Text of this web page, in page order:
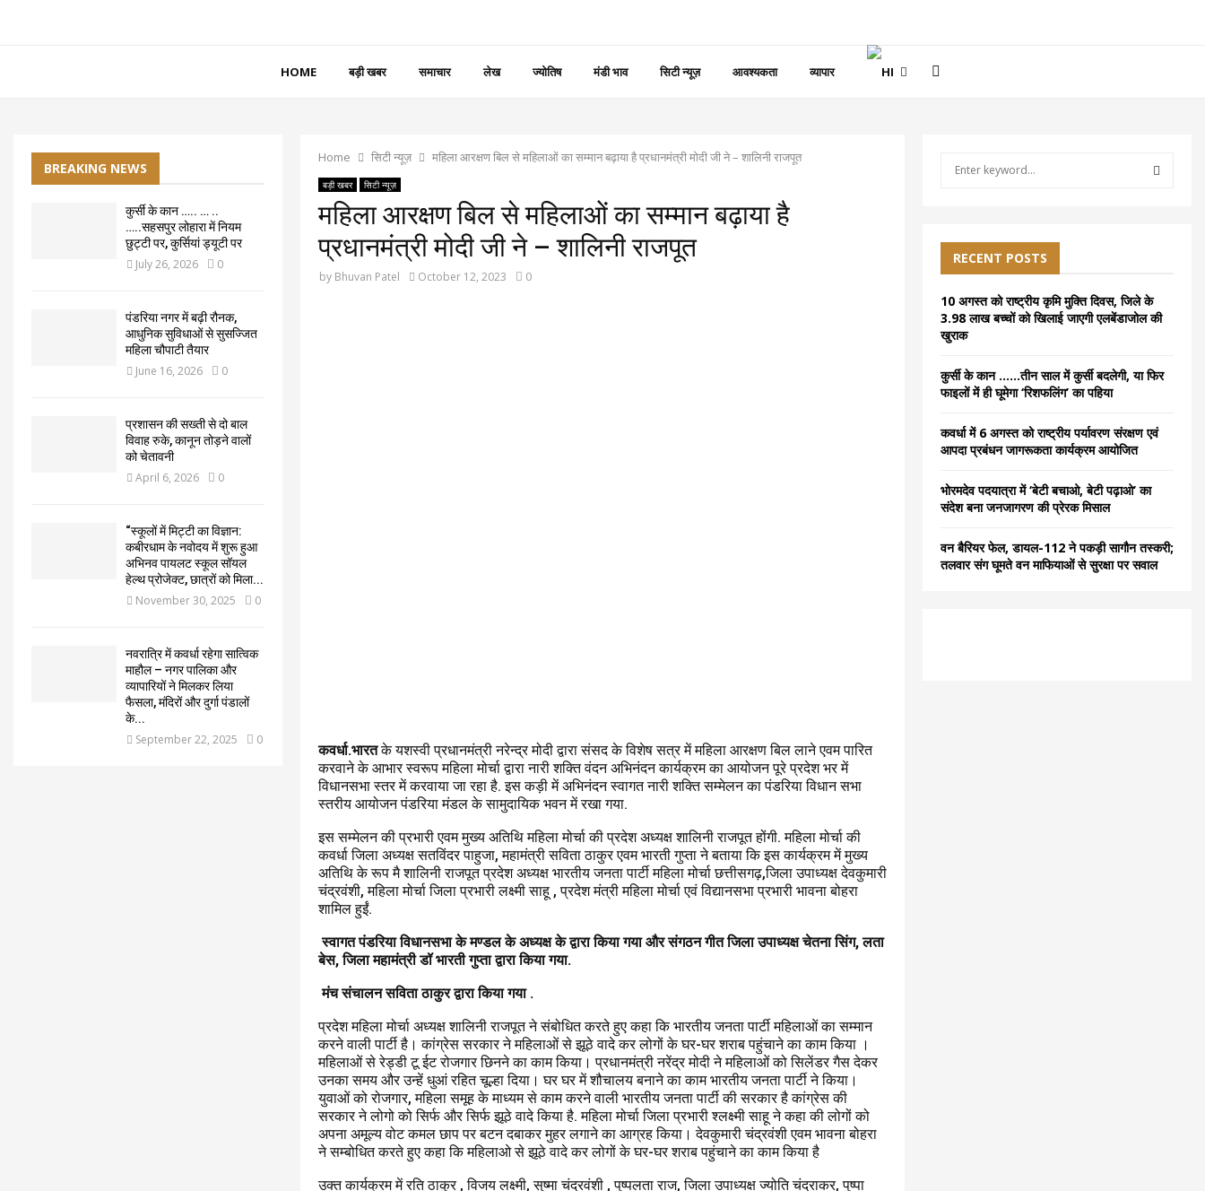
HOME बड़ी खबर समाचार लेख ज्योतिष मंडी भाव सिटी न्यूज़ आवश्यकता व्यापार
Home सिटी न्यूज़ महिला आरक्षण बिल से महिलाओं का सम्मान बढ़ाया है प्रधानमंत्री मोदी जी ने – शालिनी राजपूत
बड़ी खबर सिटी न्यूज़
महिला आरक्षण बिल से महिलाओं का सम्मान बढ़ाया है
प्रधानमंत्री मोदी जी ने – शालिनी राजपूत
by Bhuvan Patel October 12, 2023 0
कवर्धा.भारतके यशस्वी प्रधानमंत्री नरेन्द्र मोदी द्वारा संसद के विशेष सत्र में महिला आरक्षण बिल लाने एवम पारित
करवाने के आभार स्वरूप महिला मोर्चा द्वारा नारी शक्ति वंदन अभिनंदन कार्यक्रम का आयोजन पूरे प्रदेश भर में
विधानसभा स्तर में करवाया जा रहा है. इस कड़ी में अभिनंदन स्वागत नारी शक्ति सम्मेलन का पंडरिया विधान सभा
स्तरीय आयोजन पंडरिया मंडल के सामुदायिक भवन में रखा गया.
इस सम्मेलन की प्रभारी एवम मुख्य अतिथि महिला मोर्चा की प्रदेश अध्यक्ष शालिनी राजपूत होंगी. महिला मोर्चा की
कवर्धा जिला अध्यक्ष सतविंदर पाहुजा, महामंत्री सविता ठाकुर एवम भारती गुप्ता ने बताया कि इस कार्यक्रम में मुख्य
अतिथि के रूप मै शालिनी राजपूत प्रदेश अध्यक्ष भारतीय जनता पार्टी महिला मोर्चा छत्तीसगढ़,जिला उपाध्यक्ष देवकुमारी
चंद्रवंशी, महिला मोर्चा जिला प्रभारी लक्ष्मी साहू , प्रदेश मंत्री महिला मोर्चा एवं विद्यानसभा प्रभारी भावना बोहरा
शामिल हुईं.
स्वागत पंडरिया विधानसभा के मण्डल के अध्यक्ष के द्वारा किया गया और संगठन गीत जिला उपाध्यक्ष चेतना सिंग, लता
बेस, जिला महामंत्री डॉ भारती गुप्ता द्वारा किया गया.
मंच संचालन सविता ठाकुर द्वारा किया गया .
प्रदेश महिला मोर्चा अध्यक्ष शालिनी राजपूत ने संबोधित करते हुए कहा कि भारतीय जनता पार्टी महिलाओं का सम्मान
करने वाली पार्टी है। कांग्रेस सरकार ने महिलाओं से झूठे वादे कर लोगों के घर-घर शराब पहुंचाने का काम किया ।
महिलाओं से रेड्डी टू ईट रोजगार छिनने का काम किया। प्रधानमंत्री नरेंद्र मोदी ने महिलाओं को सिलेंडर गैस देकर
उनका समय और उन्हें धुआं रहित चूल्हा दिया। घर घर में शौचालय बनाने का काम भारतीय जनता पार्टी ने किया।
युवाओं को रोजगार, महिला समूह के माध्यम से काम करने वाली भारतीय जनता पार्टी की सरकार है कांग्रेस की
सरकार ने लोगो को सिर्फ और सिर्फ झूठे वादे किया है. महिला मोर्चा जिला प्रभारी श्लक्ष्मी साहू ने कहा की लोगों को
अपना अमूल्य वोट कमल छाप पर बटन दबाकर मुहर लगाने का आग्रह किया। देवकुमारी चंद्रवंशी एवम भावना बोहरा
ने सम्बोधित करते हुए कहा कि महिलाओ से झूठे वादे कर लोगों के घर-घर शराब पहुंचाने का काम किया है
उक्त कार्यक्रम में रति ठाकुर , विजय लक्ष्मी, सुष्मा चंद्रवंशी , पुष्पलता राज, जिला उपाध्यक्ष ज्योति चंद्राकर, पुष्पा
BREAKING NEWS
कुर्सी के कान ….. … ..
…..सहसपुर लोहारा में नियम
छुट्टी पर, कुर्सियां ड्यूटी पर
July 26, 2026 0
पंडरिया नगर में बढ़ी रौनक,
आधुनिक सुविधाओं से सुसज्जित
महिला चौपाटी तैयार
June 16, 2026 0
प्रशासन की सख्ती से दो बाल
विवाह रुके, कानून तोड़ने वालों
को चेतावनी
April 6, 2026 0
“स्कूलों में मिट्टी का विज्ञान:
कबीरधाम के नवोदय में शुरू हुआ
अभिनव पायलट स्कूल सॉयल
हेल्थ प्रोजेक्ट, छात्रों को मिला...
November 30, 2025 0
नवरात्रि में कवर्धा रहेगा सात्विक
माहौल – नगर पालिका और
व्यापारियों ने मिलकर लिया
फैसला, मंदिरों और दुर्गा पंडालों
के...
September 22, 2025 0
f
o
r
:
R
H
RECENT POSTS
10 अगस्त को राष्ट्रीय कृमि मुक्ति दिवस, जिले के
3.98 लाख बच्चों को खिलाई जाएगी एलबेंडाजोल की
खुराक
कुर्सी के कान ……तीन साल में कुर्सी बदलेगी, या फिर
फाइलों में ही घूमेगा ‘रिशफलिंग’ का पहिया
कवर्धा में 6 अगस्त को राष्ट्रीय पर्यावरण संरक्षण एवं
आपदा प्रबंधन जागरूकता कार्यक्रम आयोजित
भोरमदेव पदयात्रा में ‘बेटी बचाओ, बेटी पढ़ाओ’ का
संदेश बना जनजागरण की प्रेरक मिसाल
वन बैरियर फेल, डायल-112 ने पकड़ी सागौन तस्करी;
तलवार संग घूमते वन माफियाओं से सुरक्षा पर सवाल